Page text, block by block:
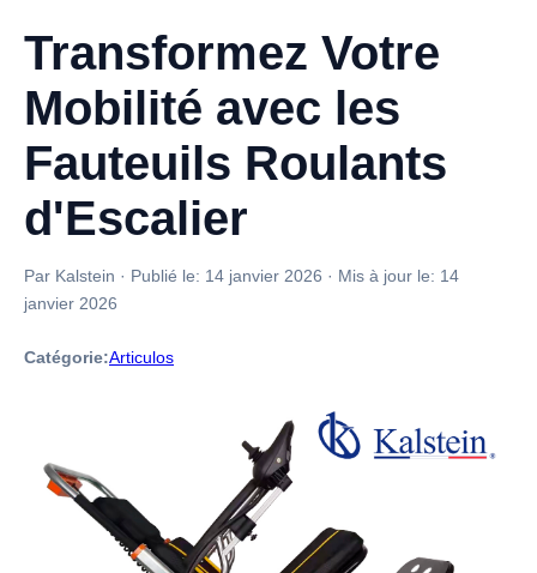
Transformez Votre
Mobilité avec les
Fauteuils Roulants
d'Escalier
Par Kalstein · Publié le: 14 janvier 2026 · Mis à jour le: 14
janvier 2026
Catégorie:Articulos